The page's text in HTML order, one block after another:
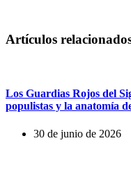
Artículos
Los Guardias Rojos del
populistas y la anatomía
30 de junio de 2026